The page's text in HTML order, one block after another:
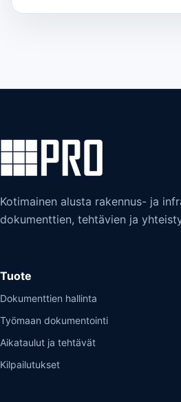
Kotimainen alusta rakennus- ja
dokumenttien, tehtävien ja
Tuote
Dokumenttien hallinta
Työmaan dokumentointi
Aikataulut ja tehtävät
Kilpailutukset